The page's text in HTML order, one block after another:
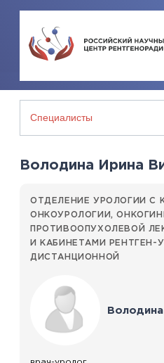
Володина Ирина
ОТДЕЛЕНИЕ УРОЛОГИИ С
ОНКОУРОЛОГИИ,
ПРОТИВООПУХОЛЕВОЙ
И КАБИНЕТАМИ
ДИСТАНЦИОННОЙ